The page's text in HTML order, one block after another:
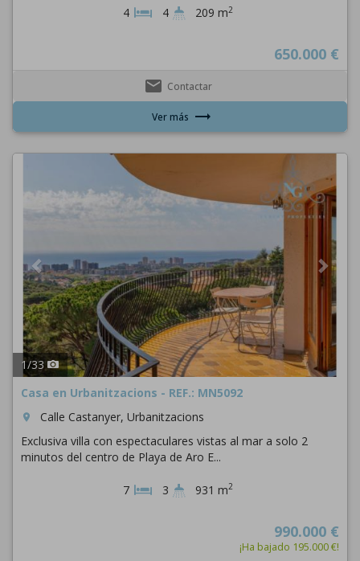
4 4 209 m2
650.000 €
email Contactar
Ver más trending_flat
Previous Next
1/33
Casa en Urbanitzacions - REF.: MN5092
room
Calle Castanyer, Urbanitzacions
Exclusiva villa con espectaculares vistas al mar a solo 2
minutos del centro de Playa de Aro E...
7 3 931 m2
990.000 €
¡Ha bajado 195.000 €!